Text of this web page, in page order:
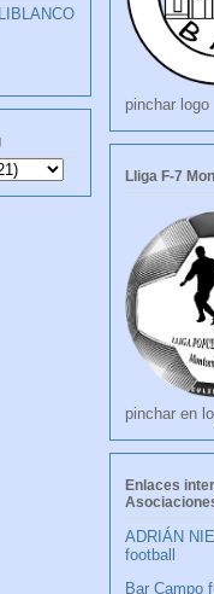
pinchar logo
Lliga F-7
pinchar en
Enlaces
ADRIÁN
football
Bar Campo